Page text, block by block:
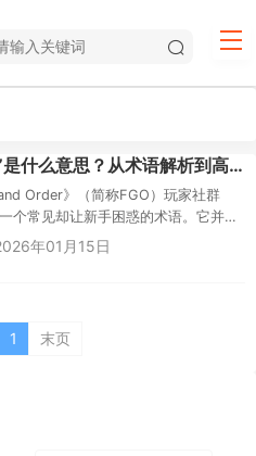
FGO“挖矿”是什么意思？从术语解析到高效攻略
Order》（简称FGO）玩家社群
个常见却让新手困惑的术语。它并非
采矿活动，而是比喻玩家通过...
年01月15日
1 末页